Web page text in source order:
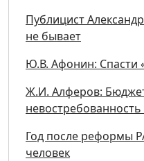
Публицист
не бывает
Ю.В. Афонин: Спасти
Ж.И. Алферов:
Год после реформы
человек